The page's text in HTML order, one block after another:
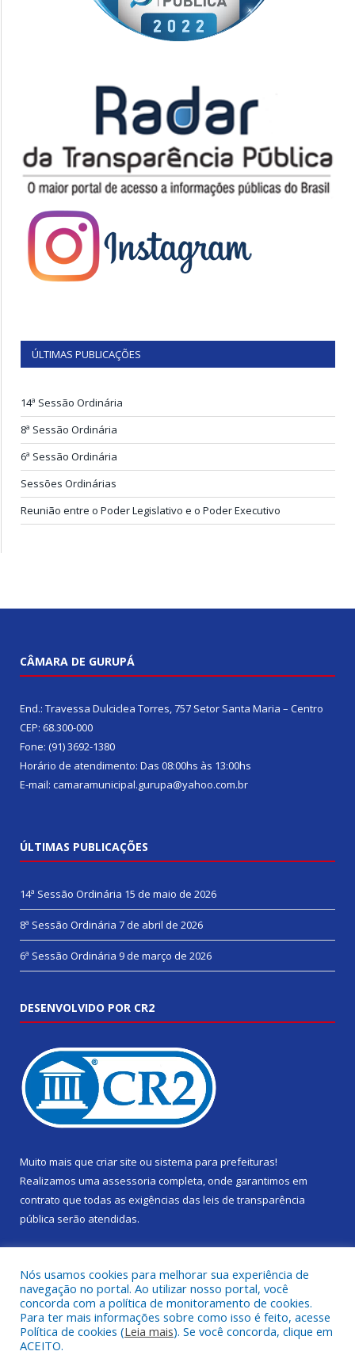
ÚLTIMAS PUBLICAÇÕES
14ª Sessão Ordinária
8ª Sessão Ordinária
6ª Sessão Ordinária
Sessões Ordinárias
Reunião entre o Poder Legislativo e o Poder Executivo
CÂMARA DE GURUPÁ
End.: Travessa Dulciclea Torres, 757 Setor Santa Maria – Centro
CEP: 68.300-000
Fone: (91) 3692-1380
Horário de atendimento: Das 08:00hs às 13:00hs
E-mail: camaramunicipal.gurupa@yahoo.com.br
ÚLTIMAS PUBLICAÇÕES
14ª Sessão Ordinária 15 de maio de 2026
8ª Sessão Ordinária 7 de abril de 2026
6ª Sessão Ordinária 9 de março de 2026
DESENVOLVIDO POR CR2
Muito mais que criar site ou sistema para prefeituras!
Realizamos uma assessoria completa, onde garantimos em
contrato que todas as exigências das leis de transparência
pública serão atendidas.
Todos os direitos reservados a Câmara Municipal de Gurupá.
Nós usamos cookies para melhorar sua experiência de
navegação no portal. Ao utilizar nosso portal, você
concorda com a política de monitoramento de cookies.
Para ter mais informações sobre como isso é feito, acesse
Política de cookies (Leia mais). Se você concorda, clique em
ACEITO.